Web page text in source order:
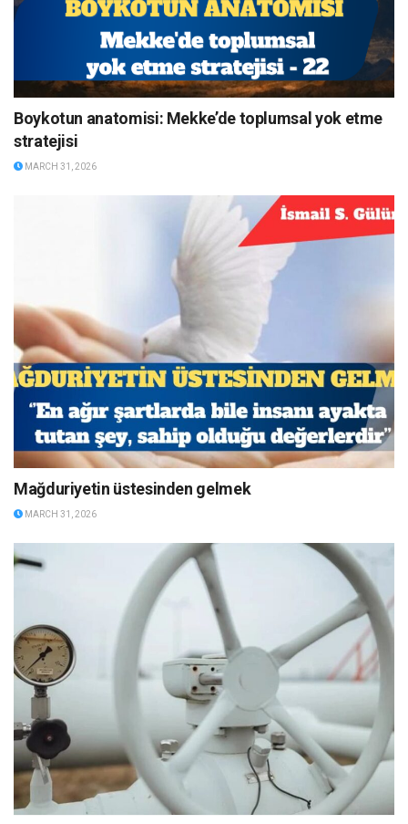
Boykotun anatomisi: Mekke’de toplumsal yok etme
stratejisi
MARCH 31, 2026
Mağduriyetin üstesinden gelmek
MARCH 31, 2026